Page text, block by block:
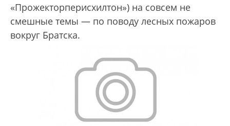
«Прожекторперисхилтон») на совсем не
смешные темы — по поводу лесных пожаров
вокруг Братска.